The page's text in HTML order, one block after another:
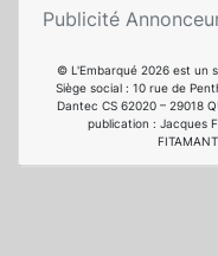
Publicité
© L'Embarqué 2026 est un
Siège social : 10 rue de
Dantec CS 62020 – 29018
publication : Jacques